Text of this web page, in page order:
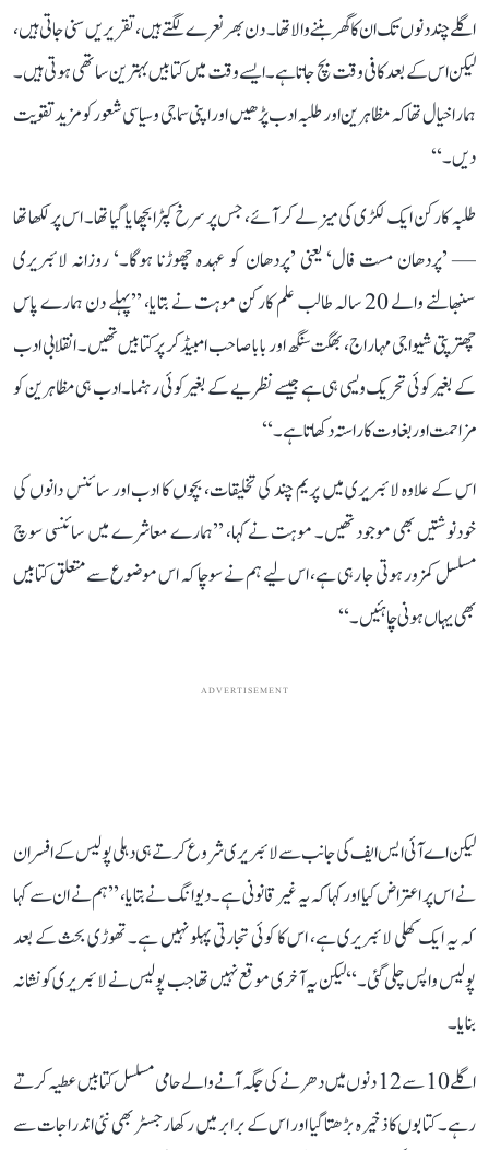
اگلے چند دنوں تک ان کا گھر بننے والا تھا۔ دن بھر نعرے لگتے ہیں، تقریریں سنی جاتی ہیں،
لیکن اس کے بعد کافی وقت بچ جاتا ہے۔ ایسے وقت میں کتابیں بہترین ساتھی ہوتی ہیں۔
ہمارا خیال تھا کہ مظاہرین اور طلبہ ادب پڑھیں اور اپنی سماجی و سیاسی شعور کو مزید تقویت
دیں۔‘‘
طلبہ کارکن ایک لکڑی کی میز لے کر آئے، جس پر سرخ کپڑا بچھایا گیا تھا۔ اس پر لکھا تھا
— ’پردھان مست فال‘ یعنی ’پردھان کو عہدہ چھوڑنا ہوگا۔‘ روزانہ لائبریری
سنبھالنے والے 20 سالہ طالب علم کارکن موہت نے بتایا، ’’پہلے دن ہمارے پاس
چھترپتی شیواجی مہاراج، بھگت سنگھ اور بابا صاحب امبیڈکر پر کتابیں تھیں۔ انقلابی ادب
کے بغیر کوئی تحریک ویسی ہی ہے جیسے نظریے کے بغیر کوئی رہنما۔ ادب ہی مظاہرین کو
مزاحمت اور بغاوت کا راستہ دکھاتا ہے۔‘‘
اس کے علاوہ لائبریری میں پریم چند کی تخلیقات، بچوں کا ادب اور سائنس دانوں کی
خودنوشتیں بھی موجود تھیں۔ موہت نے کہا، ’’ہمارے معاشرے میں سائنسی سوچ
مسلسل کمزور ہوتی جا رہی ہے، اس لیے ہم نے سوچا کہ اس موضوع سے متعلق کتابیں
بھی یہاں ہونی چاہئیں۔‘‘
ADVERTISEMENT
لیکن اے آئی ایس ایف کی جانب سے لائبریری شروع کرتے ہی دہلی پولیس کے افسران
نے اس پر اعتراض کیا اور کہا کہ یہ غیر قانونی ہے۔ دیوانگ نے بتایا، ’’ہم نے ان سے کہا
کہ یہ ایک کھلی لائبریری ہے، اس کا کوئی تجارتی پہلو نہیں ہے۔ تھوڑی بحث کے بعد
پولیس واپس چلی گئی۔‘‘ لیکن یہ آخری موقع نہیں تھا جب پولیس نے لائبریری کو نشانہ
بنایا۔
اگلے 10 سے 12 دنوں میں دھرنے کی جگہ آنے والے حامی مسلسل کتابیں عطیہ کرتے
رہے۔ کتابوں کا ذخیرہ بڑھتا گیا اور اس کے برابر میں رکھا رجسٹر بھی نئی اندراجات سے